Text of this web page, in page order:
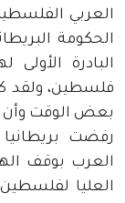
العربي
الحكومة
البادرة
فلسطين، ولقد
بعض الوقت وأن
رفضت
العرب بوقف
العليا